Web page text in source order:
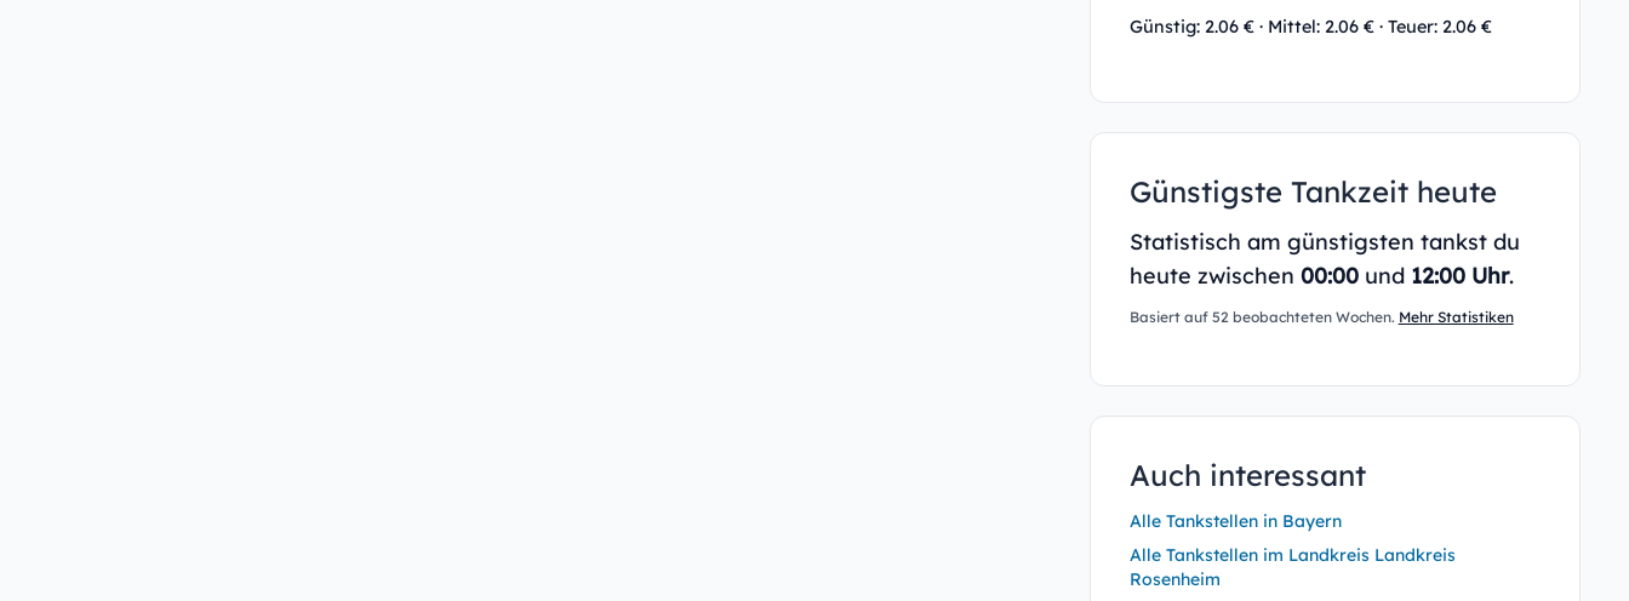
Günstig: 2.06 € · Mittel: 2.06 € · Teuer: 2.06 €
Günstigste Tankzeit heute
Statistisch am günstigsten tankst du
heute zwischen 00:00und 12:00 Uhr.
Basiert auf 52 beobachteten Wochen. Mehr Statistiken
Auch interessant
Alle Tankstellen in Bayern
Alle Tankstellen im Landkreis Landkreis
Rosenheim